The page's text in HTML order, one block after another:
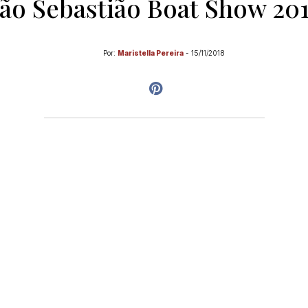
Sebastião Boat Show
Por: Maristella Pereira - 15/11/2018